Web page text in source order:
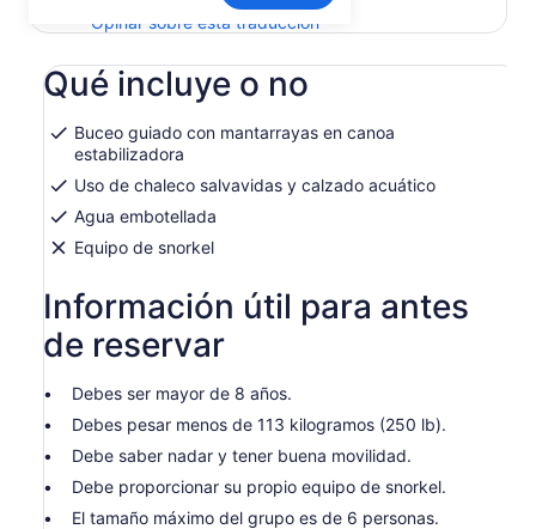
Opinar sobre esta traducciónSe
en
pestaña
Qué incluye o no
Buceo guiado con mantarrayas en canoa
estabilizadora
Uso de chaleco salvavidas y calzado acuático
Agua embotellada
Equipo de snorkel
Información útil para antes
de reservar
Debes ser mayor de 8 años.
Debes pesar menos de 113 kilogramos (250 lb).
Debe saber nadar y tener buena movilidad.
Debe proporcionar su propio equipo de snorkel.
El tamaño máximo del grupo es de 6 personas.